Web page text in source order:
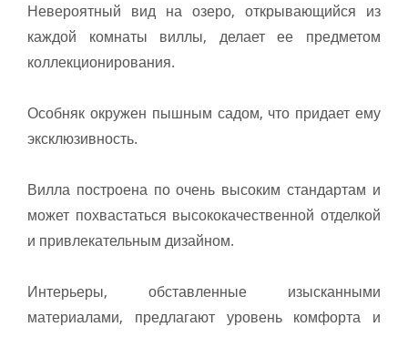
Невероятный вид на озеро, открывающийся из
каждой комнаты виллы, делает ее предметом
коллекционирования.
Особняк окружен пышным садом, что придает ему
эксклюзивность.
Вилла построена по очень высоким стандартам и
может похвастаться высококачественной отделкой
и привлекательным дизайном.
Интерьеры, обставленные изысканными
материалами, предлагают уровень комфорта и